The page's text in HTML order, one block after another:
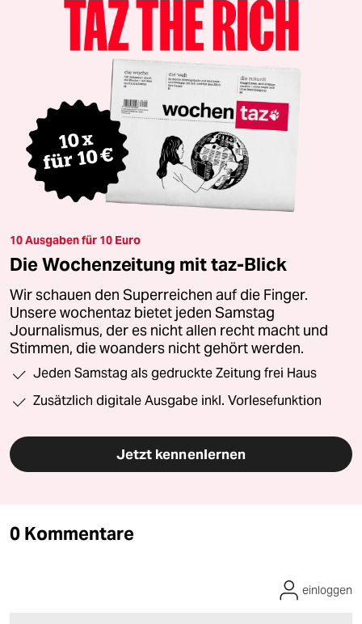
10 Ausgaben für 10 Euro
Die Wochenzeitung mit taz-Blick
Wir schauen den Superreichen auf die Finger.
Unsere wochentaz bietet jeden Samstag
Journalismus, der es nicht allen recht macht und
Stimmen, die woanders nicht gehört werden.
Jeden Samstag als gedruckte Zeitung frei Haus
Zusätzlich digitale Ausgabe inkl. Vorlesefunktion
Jetzt kennenlernen
0 Kommentare
einloggen